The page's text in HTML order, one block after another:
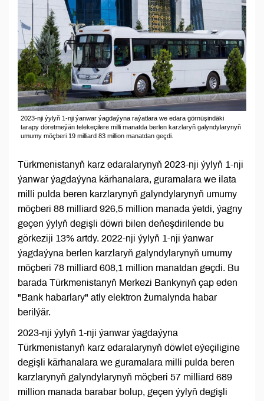
2023-nji ýylyň 1-nji ýanwar ýagdaýyna raýatlara we edara görnüşindäki
tarapy döretmeýän telekeçilere milli manatda berlen karzlaryň galyndylarynyň
umumy möçberi 19 milliard 83 million manatdan geçdi.
Türkmenistanyň karz edaralarynyň 2023-nji ýylyň 1-nji
ýanwar ýagdaýyna kärhanalara, guramalara we ilata
milli pulda beren karzlarynyň galyndylarynyň umumy
möçberi 88 milliard 926,5 million manada ýetdi, ýagny
geçen ýylyň degişli döwri bilen deňeşdirilende bu
görkeziji 13% artdy. 2022-nji ýylyň 1-nji ýanwar
ýagdaýyna berlen karzlaryň galyndylarynyň umumy
möçberi 78 milliard 608,1 million manatdan geçdi. Bu
barada Türkmenistanyň Merkezi Bankynyň çap eden
"Bank habarlary" atly elektron žurnalynda habar
berilýär.
2023-nji ýylyň 1-nji ýanwar ýagdaýyna
Türkmenistanyň karz edaralarynyň döwlet eýeçiligine
degişli kärhanalara we guramalara milli pulda beren
karzlarynyň galyndylarynyň möçberi 57 milliard 689
million manada barabar bolup, geçen ýylyň degişli